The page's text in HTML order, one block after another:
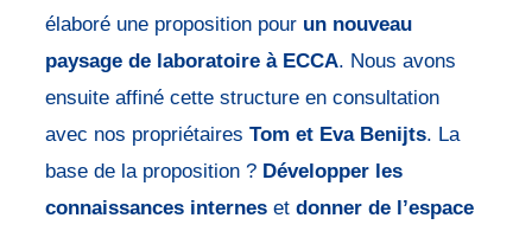
élaboré une proposition pour un nouveau
paysage de laboratoire à ECCA. Nous avons
ensuite affiné cette structure en consultation
avec nos propriétaires Tom et Eva Benijts. La
base de la proposition ? Développer les
connaissances interneset donner de l’espace